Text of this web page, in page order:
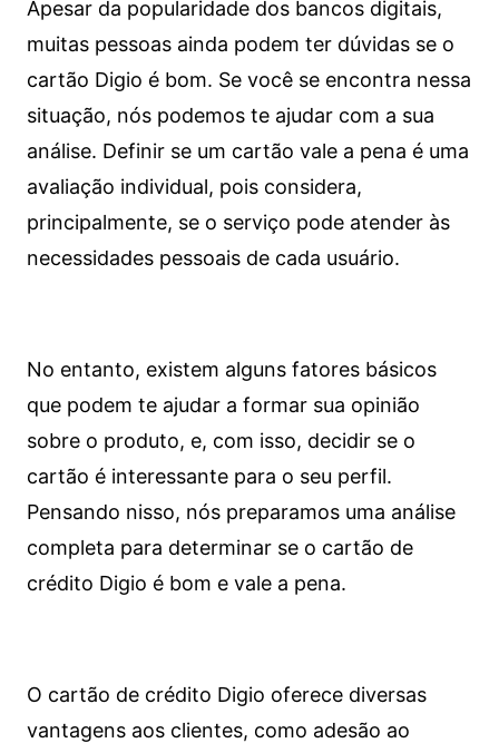
Apesar da popularidade dos bancos digitais,
muitas pessoas ainda podem ter dúvidas se o
cartão Digio é bom. Se você se encontra nessa
situação, nós podemos te ajudar com a sua
análise. Definir se um cartão vale a pena é uma
avaliação individual, pois considera,
principalmente, se o serviço pode atender às
necessidades pessoais de cada usuário.
No entanto, existem alguns fatores básicos
que podem te ajudar a formar sua opinião
sobre o produto, e, com isso, decidir se o
cartão é interessante para o seu perfil.
Pensando nisso, nós preparamos uma análise
completa para determinar se o cartão de
crédito Digio é bom e vale a pena.
O cartão de crédito Digio oferece diversas
vantagens aos clientes, como adesão ao